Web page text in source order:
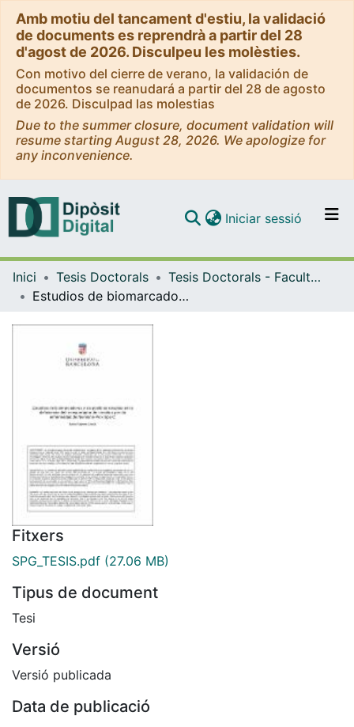
Amb motiu del tancament d'estiu, la validació
de documents es reprendrà a partir del 28
d'agost de 2026. Disculpeu les molèsties.
Con motivo del cierre de verano, la validación de
documentos se reanudará a partir del 28 de agosto
de 2026. Disculpad las molestias
Due to the summer closure, document validation will
resume starting August 28, 2026. We apologize for
any inconvenience.
Navega per tot el DD
Iniciar sessió (current)
Inici Tesis Doctorals
Tesis Doctorals - Facultat - Medicina
Estudios de biomarcadores y de posibles terapias en la deficiencia del transportador de creatina y en la enfermedad de Niemann-Pick tipo C
Fitxers
SPG_TESIS.pdf (27.06 MB)
Tipus de document
Tesi
Versió
Versió publicada
Data de publicació